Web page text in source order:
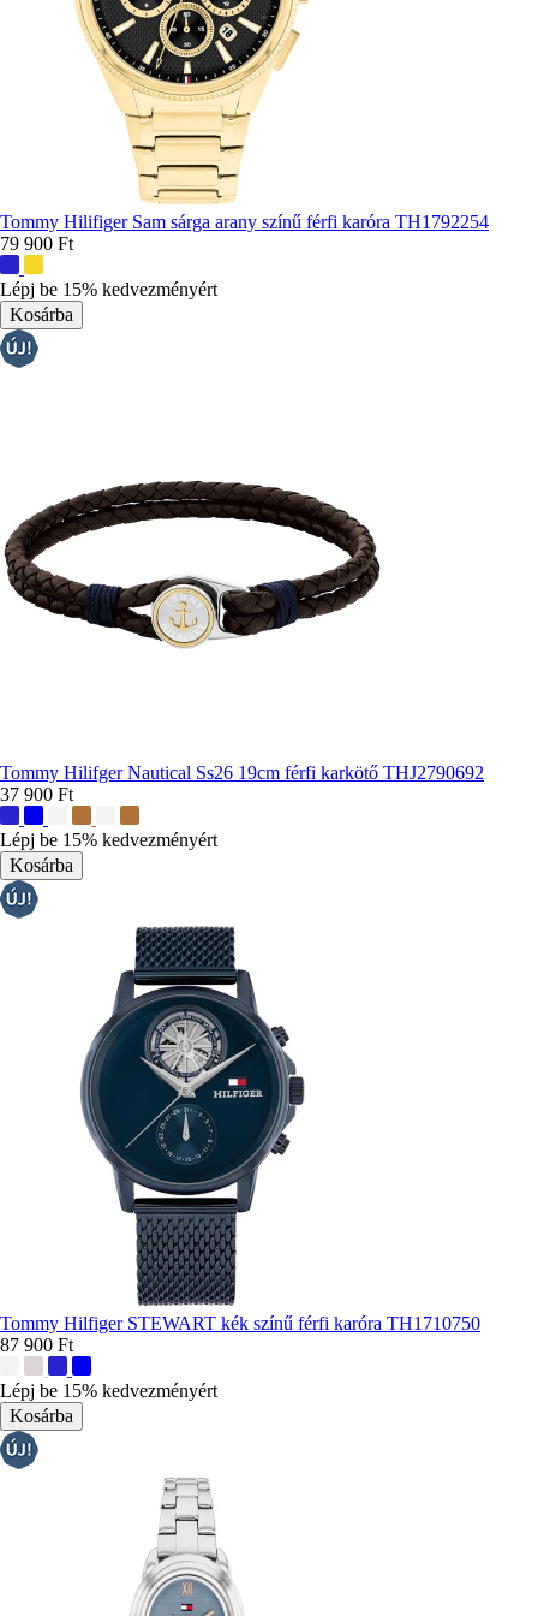
Tommy Hilifiger Sam sárga arany színű férfi karóra TH1792254
79 900 Ft
színek:
Lépj be 15% kedvezményért
Tommy Hilifger Nautical Ss26 19cm férfi karkötő THJ2790692
37 900 Ft
színek:
Lépj be 15% kedvezményért
Tommy Hilfiger STEWART kék színű férfi karóra TH1710750
87 900 Ft
színek:
Lépj be 15% kedvezményért